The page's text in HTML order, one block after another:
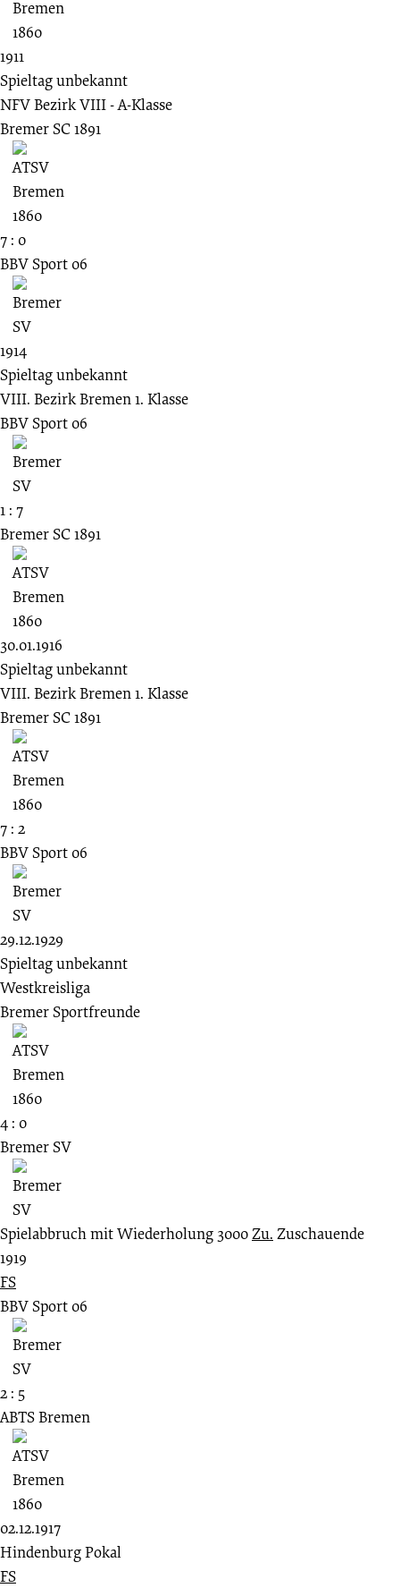
1911
Spieltag unbekannt
NFV Bezirk VIII - A-Klasse
Bremer SC 1891
7 : 0
BBV Sport 06
1914
Spieltag unbekannt
VIII. Bezirk Bremen 1. Klasse
BBV Sport 06
1 : 7
Bremer SC 1891
30.01.1916
Spieltag unbekannt
VIII. Bezirk Bremen 1. Klasse
Bremer SC 1891
7 : 2
BBV Sport 06
29.12.1929
Spieltag unbekannt
Westkreisliga
Bremer Sportfreunde
4 : 0
Bremer SV
Spielabbruch mit Wiederholung 3000Zu. Zuschauende
1919
FS
BBV Sport 06
2 : 5
ABTS Bremen
02.12.1917
Hindenburg Pokal
FS